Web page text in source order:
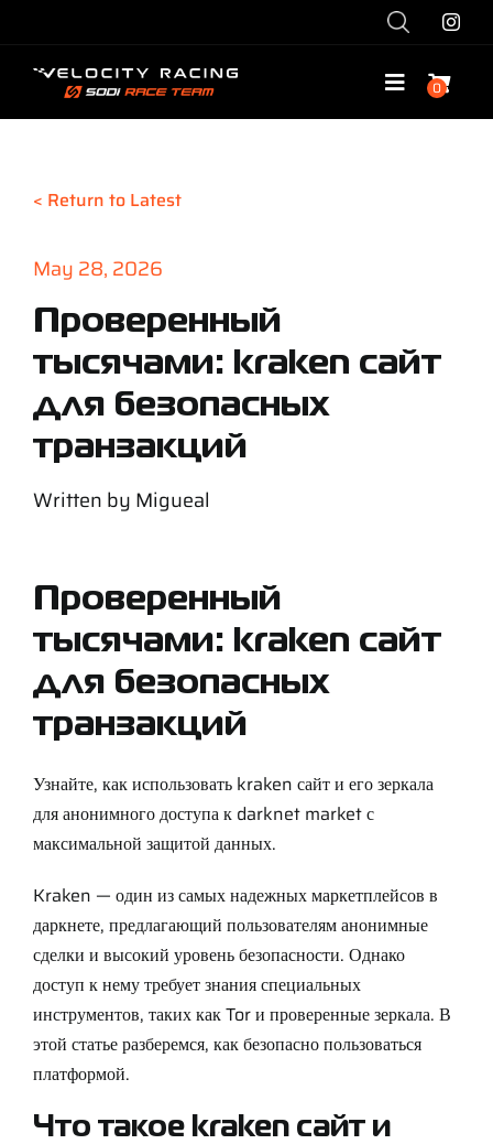
content
Toggle
Services
Support
Contact
Sign Up/Sign In
0
< Return to Latest
May 28, 2026
Проверенный
тысячами: kraken сайт
для безопасных
транзакций
Written by Migueal
Проверенный
тысячами: kraken сайт
для безопасных
транзакций
Узнайте, как использовать kraken сайт и его зеркала
для анонимного доступа к darknet market с
максимальной защитой данных.
Kraken — один из самых надежных маркетплейсов в
даркнете, предлагающий пользователям анонимные
сделки и высокий уровень безопасности. Однако
доступ к нему требует знания специальных
инструментов, таких как Tor и проверенные зеркала. В
этой статье разберемся, как безопасно пользоваться
платформой.
Что такое kraken сайт и